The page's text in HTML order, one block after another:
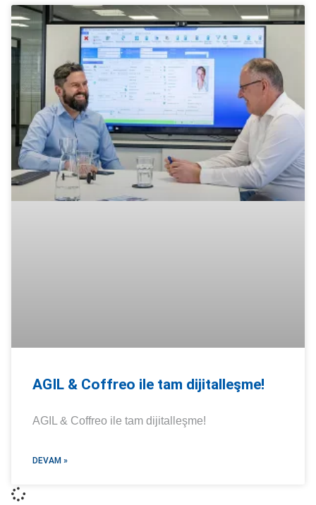
AGIL & Coffreo ile tam dijitalleşme!
AGIL & Coffreo ile tam dijitalleşme!
DEVAM »